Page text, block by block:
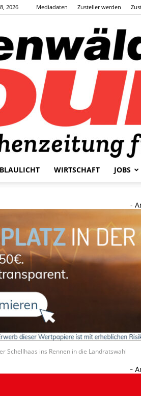
2026 Mediadaten Zusteller werden
BLAULICHT WIRTSCHAFT JOBS
-
Schellhaas ins Rennen in die Landratswahl
-